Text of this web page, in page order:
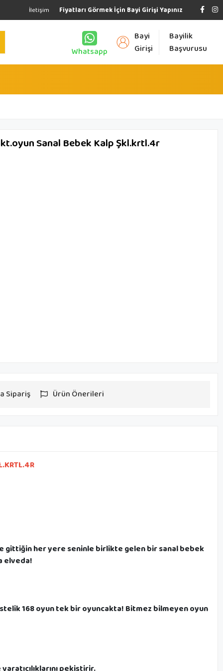
Fiyatları Görmek İçin Bayi Girişi Yapınız
İletişim
Whatsapp
Bayi
Girişi
Bayilik
Başvurusu
Sanal Bebek Kalp Şkl.krtl.4r
Sipariş Ürün Önerileri
gittiğin her yere seninle birlikte gelen bir sanal bebek
elveda!
168 oyun tek bir oyuncakta! Bitmez bilmeyen oyun